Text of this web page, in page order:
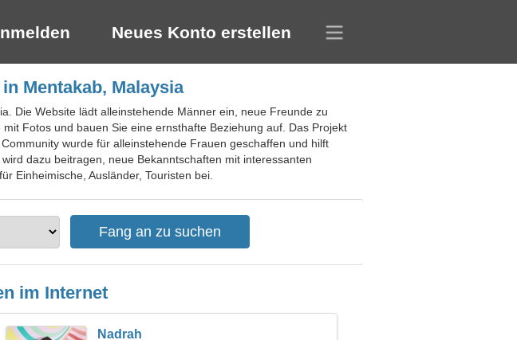
Neues Konto erstellen
Mentakab, Malaysia
Die Website lädt alleinstehende Männer ein, neue Freunde zu
Fotos und bauen Sie eine ernsthafte Beziehung auf. Das Projekt
wurde für alleinstehende Frauen geschaffen und hilft
dazu beitragen, neue Bekanntschaften mit interessanten
Einheimische, Ausländer, Touristen bei.
im Internet
Nadrah